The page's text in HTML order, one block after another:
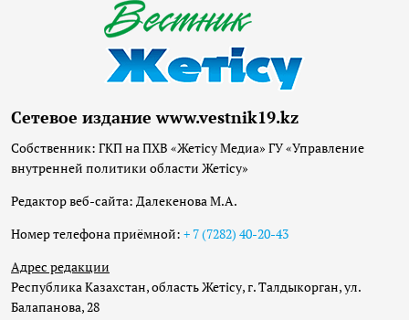
Сетевое издание www.vestnik19.kz
Собственник: ГКП на ПХВ «Жетісу Медиа» ГУ «Управление
внутренней политики области Жетісу»
Редактор веб-сайта: Далекенова М.А.
Номер телефона приёмной: + 7 (7282) 40-20-43
Адрес редакции
Республика Казахстан, область Жетісу, г. Талдыкорган, ул.
Балапанова, 28